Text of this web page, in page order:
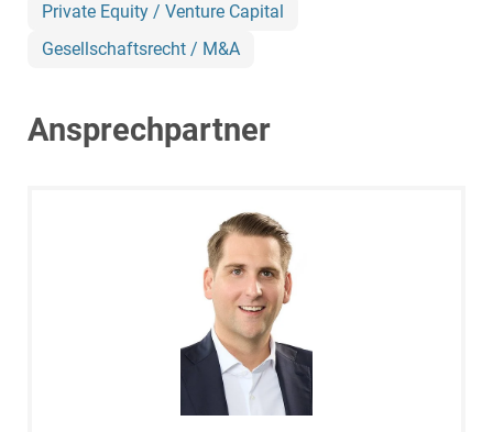
Private Equity / Venture Capital
Gesellschaftsrecht / M&A
Ansprechpartner